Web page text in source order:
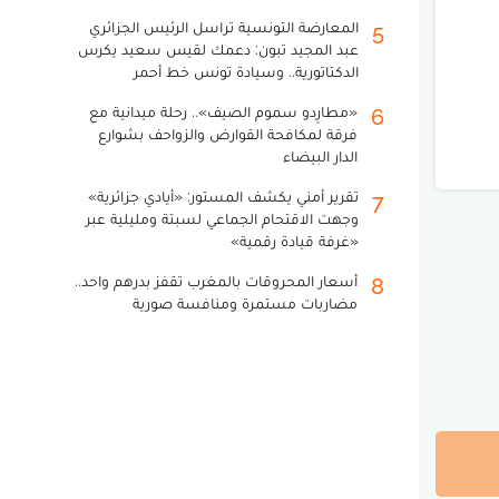
5
المعارضة التونسية تراسل الرئيس الجزائري
عبد المجيد تبون: دعمك لقيس سعيد يكرس
الدكتاتورية.. وسيادة تونس خط أحمر
6
«مطارِدو سموم الصيف».. رحلة ميدانية مع
فرقة لمكافحة القوارض والزواحف بشوارع
الدار البيضاء
7
تقرير أمني يكشف المستور: «أيادي جزائرية»
وجهت الاقتحام الجماعي لسبتة ومليلية عبر
«غرفة قيادة رقمية»
8
أسعار المحروقات بالمغرب تقفز بدرهم واحد..
مضاربات مستمرة ومنافسة صورية